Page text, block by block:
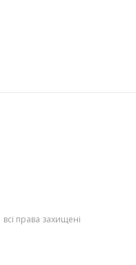
всі права захищені